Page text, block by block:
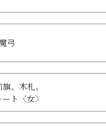
弓
、木札、
ート〈女〉